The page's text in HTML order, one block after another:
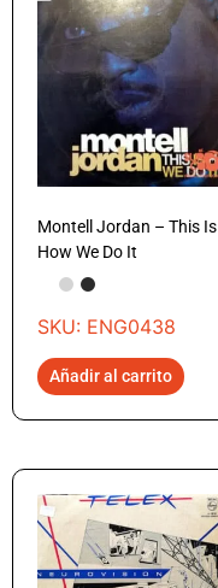
Montell Jordan – This Is
How We Do It
SKU: ENG0438
Añadir al carrito